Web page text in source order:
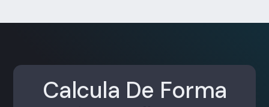
Calcula De Forma